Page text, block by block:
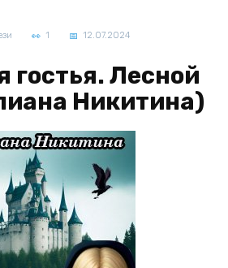
1 12.07.2024
гостья. Лесной
Никитина)